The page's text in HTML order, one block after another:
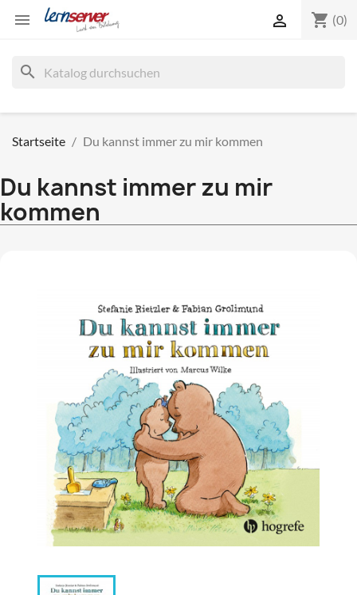
 shopping_cart (0)

search
Startseite Du kannst immer zu mir kommen
Du kannst immer zu mir
kommen